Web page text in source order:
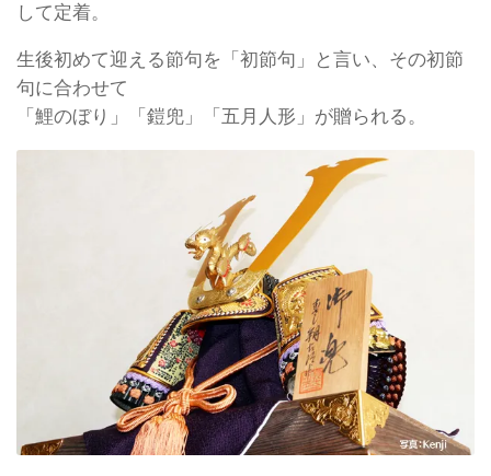
して定着。
生後初めて迎える節句を「初節句」と言い、その初節
句に合わせて
「鯉のぼり」「鎧兜」「五月人形」が贈られる。